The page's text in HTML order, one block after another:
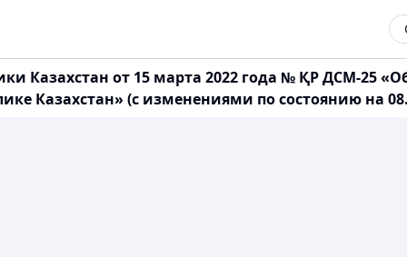
Казахстан от 15 марта 2022 года № ҚР ДСМ-25
Казахстан» (с изменениями по состоянию на